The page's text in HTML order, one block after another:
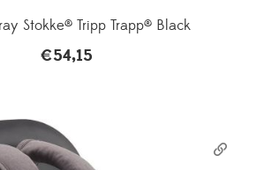
Stokke® Tripp Trapp® Black
€54,15